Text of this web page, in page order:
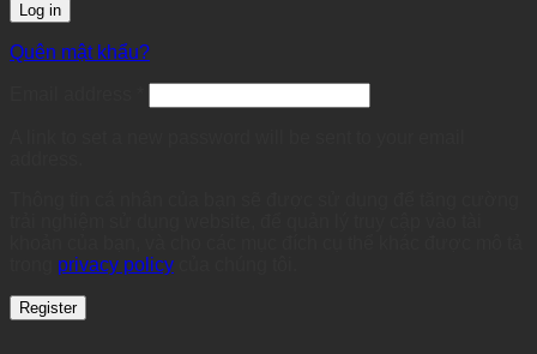
Log in
Quên mật khẩu?
privacy policy
Register